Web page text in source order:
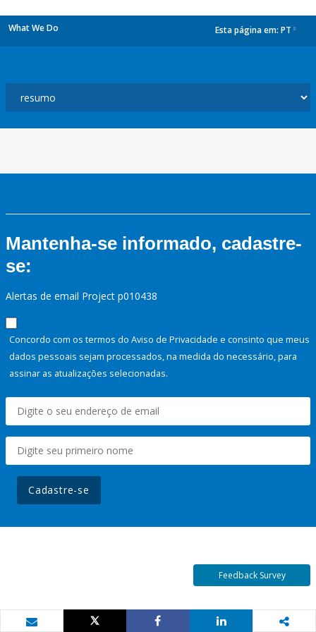
What We Do Esta página em: PT
Mantenha-se informado, cadastre-
se:
Alertas de email Project p010438
Concordo com os termos do Aviso de Privacidade e consinto que meus
dados pessoais sejam processados, na medida do necessário, para
assinar as atualizações selecionadas.
Cadastre-se
Feedback Survey